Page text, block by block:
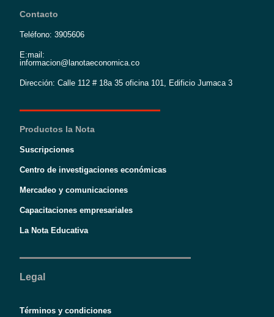
Contacto
Teléfono: 3905606
E:mail:
informacion@lanotaeconomica.co
Dirección: Calle 112 # 18a 35 oficina 101, Edificio Jumaca 3
Productos la Nota
Suscripciones
Centro de investigaciones económicas
Mercadeo y comunicaciones
Capacitaciones empresariales
La Nota Educativa
Legal
Términos y condiciones